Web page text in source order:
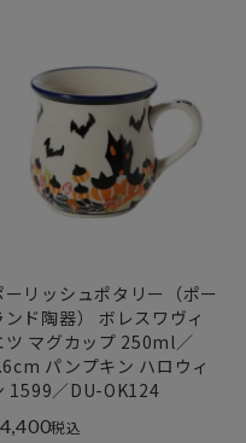
ーリッシュポタリー（ポー
ンド陶器） ボレスワヴィ
ツ マグカップ 250ml／
パンプキン ハロウィ
1599／DU-OK124
4,400税込